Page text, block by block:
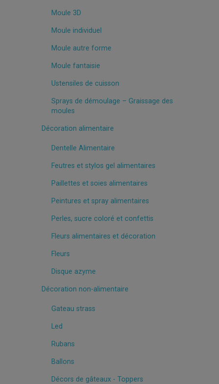
Moule 3D
Moule individuel
Moule autre forme
Moule fantaisie
Ustensiles de cuisson
Sprays de démoulage – Graissage des
moules
Décoration alimentaire
Dentelle Alimentaire
Feutres et stylos gel alimentaires
Paillettes et soies alimentaires
Peintures et spray alimentaires
Perles, sucre coloré et confettis
Fleurs alimentaires et décoration
Fleurs
Disque azyme
Décoration non-alimentaire
Gateau strass
Led
Rubans
Ballons
Décors de gâteaux - Toppers